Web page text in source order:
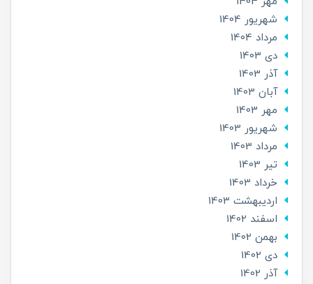
شهریور 1404
مرداد 1404
دی 1403
آذر 1403
آبان 1403
مهر 1403
شهریور 1403
مرداد 1403
تير 1403
خرداد 1403
ارديبهشت 1403
اسفند 1402
بهمن 1402
دی 1402
آذر 1402